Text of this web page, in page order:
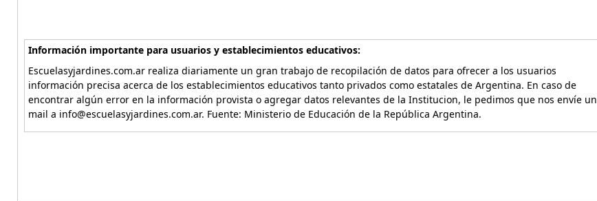
Información importante para usuarios y establecimientos educativos:
Escuelasyjardines.com.ar realiza diariamente un gran trabajo de recopilación de datos para ofrecer a los usuarios
información precisa acerca de los establecimientos educativos tanto privados como estatales de Argentina. En caso de
encontrar algún error en la información provista o agregar datos relevantes de la Institucion, le pedimos que nos envíe un
mail a info@escuelasyjardines.com.ar. Fuente: Ministerio de Educación de la República Argentina.